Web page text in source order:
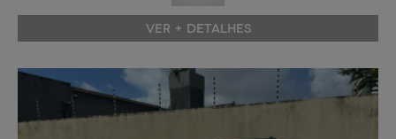
VER + DETALHES